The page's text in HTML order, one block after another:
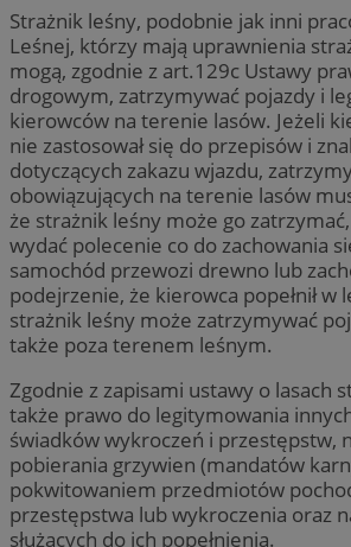
Strażnik leśny, podobnie jak inni
Leśnej, którzy mają uprawnienia
mogą, zgodnie z art.129c Ustawy
drogowym, zatrzymywać pojazdy i
kierowców na terenie lasów. Jeżeli
nie zastosował się do przepisów i
dotyczących zakazu wjazdu,
obowiązujących na terenie lasów
że strażnik leśny może go
wydać polecenie co do zachowania
samochód przewozi drewno lub
podejrzenie, że kierowca popełnił w
strażnik leśny może zatrzymywać
także poza terenem leśnym.
Zgodnie z zapisami ustawy o lasach
także prawo do legitymowania
świadków wykroczeń i przestępstw,
pobierania grzywien (mandatów
pokwitowaniem przedmiotów
przestępstwa lub wykroczenia oraz
służących do ich popełnienia.